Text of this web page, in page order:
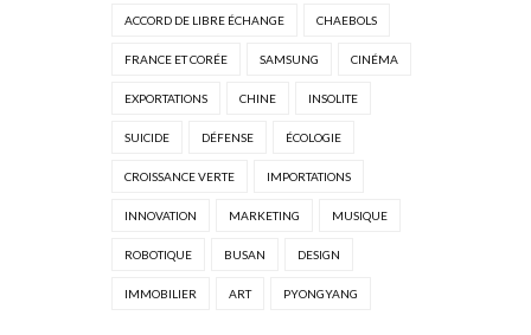
ACCORD DE LIBRE ÉCHANGE CHAEBOLS
FRANCE ET CORÉE SAMSUNG CINÉMA
EXPORTATIONS CHINE INSOLITE
SUICIDE DÉFENSE ÉCOLOGIE
CROISSANCE VERTE IMPORTATIONS
INNOVATION MARKETING MUSIQUE
ROBOTIQUE BUSAN DESIGN
IMMOBILIER ART PYONGYANG